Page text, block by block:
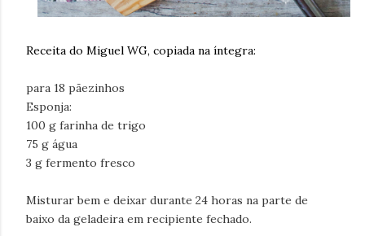
Receita do Miguel WG, copiada na íntegra:
para 18 pãezinhos
Esponja:
100 g farinha de trigo
75 g água
3 g fermento fresco
Misturar bem e deixar durante 24 horas na parte de
baixo da geladeira em recipiente fechado.